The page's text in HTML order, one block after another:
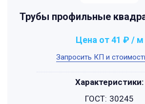
Трубы профильные
Запросить КП и
Цена от 41 ₽ / м
Характеристики:
ГОСТ: 30245